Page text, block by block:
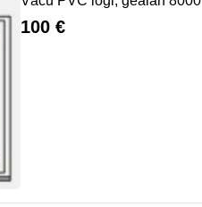
100 €